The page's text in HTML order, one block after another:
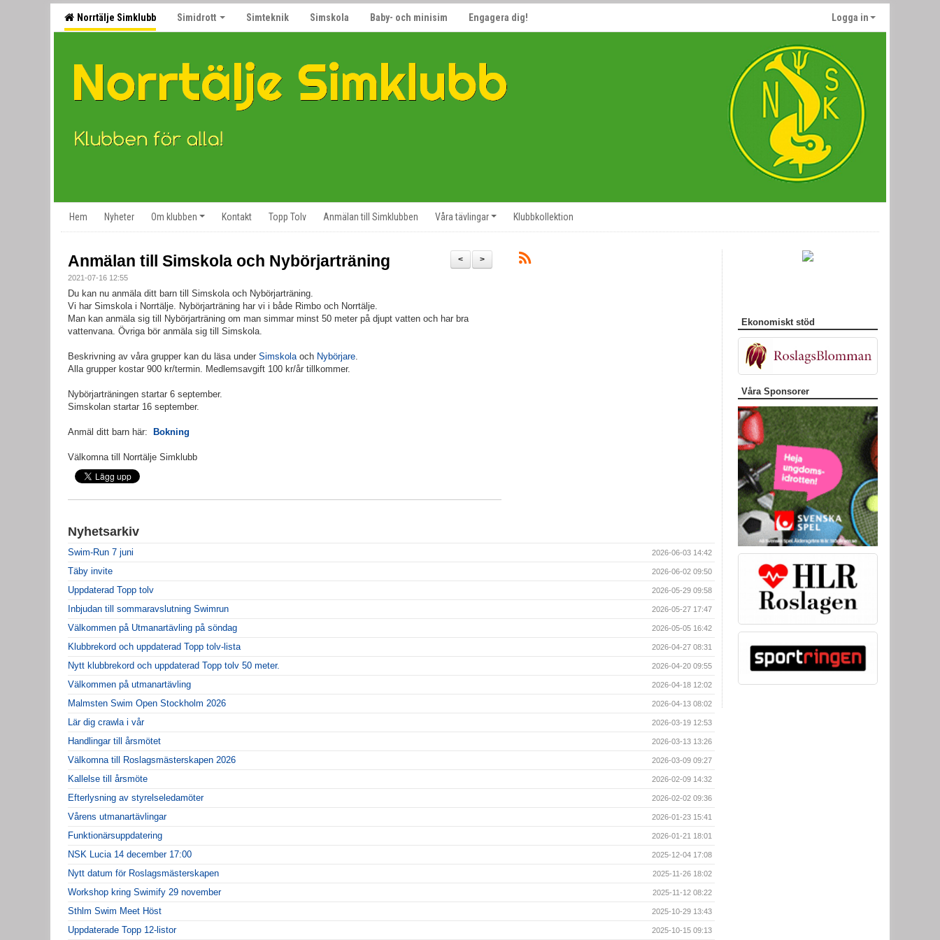
Norrtälje Simklubb Simidrott Simteknik Simskola Baby- och minisim Engagera dig! Logga in
Hem Nyheter Om klubben Kontakt Topp Tolv Anmälan till Simklubben Våra tävlingar Klubbkollektion
>
<
Anmälan till Simskola och Nybörjarträning
2021-07-16 12:55
Du kan nu anmäla ditt barn till Simskola och Nybörjarträning.
Vi har Simskola i Norrtälje. Nybörjarträning har vi i både Rimbo och Norrtälje.
Man kan anmäla sig till Nybörjarträning om man simmar minst 50 meter på djupt vatten och har bra
vattenvana. Övriga bör anmäla sig till Simskola.
Beskrivning av våra grupper kan du läsa under Simskola och Nybörjare
Alla grupper kostar 900 kr/termin. Medlemsavgift 100 kr/år tillkommer.
Nybörjarträningen startar 6 september.
Simskolan startar 16 september.
Anmäl ditt barn här: Bokning
Välkomna till Norrtälje Simklubb
Nyhetsarkiv
Swim-Run 7 juni 2026-06-03 14:42
Täby invite 2026-06-02 09:50
Uppdaterad Topp tolv 2026-05-29 09:58
Inbjudan till sommaravslutning Swimrun 2026-05-27 17:47
Välkommen på Utmanartävling på söndag 2026-05-05 16:42
Klubbrekord och uppdaterad Topp tolv-lista 2026-04-27 08:31
Nytt klubbrekord och uppdaterad Topp tolv 50 meter. 2026-04-20 09:55
Välkommen på utmanartävling 2026-04-18 12:02
Malmsten Swim Open Stockholm 2026 2026-04-13 08:02
Lär dig crawla i vår 2026-03-19 12:53
Handlingar till årsmötet 2026-03-13 13:26
Välkomna till Roslagsmästerskapen 2026 2026-03-09 09:27
Kallelse till årsmöte 2026-02-09 14:32
Efterlysning av styrelseledamöter 2026-02-02 09:36
Vårens utmanartävlingar 2026-01-23 15:41
Funktionärsuppdatering 2026-01-21 18:01
NSK Lucia 14 december 17:00 2025-12-04 17:08
Nytt datum för Roslagsmästerskapen 2025-11-26 18:02
Workshop kring Swimify 29 november 2025-11-12 08:22
Sthlm Swim Meet Höst 2025-10-29 13:43
Uppdaterade Topp 12-listor 2025-10-15 09:13
Ekonomiskt stöd
Våra Sponsorer